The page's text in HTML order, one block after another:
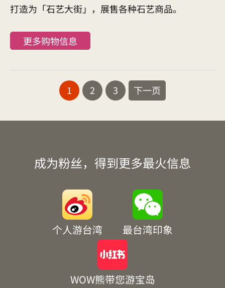
打造为「石艺大街」，展售各种石艺商品。
更多购物信息
1 2 3 下一页
成为粉丝，得到更多最火信息
个人游台湾 最台湾印象
WOW熊带您游宝岛